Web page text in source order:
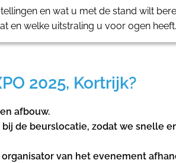
en wat u met de stand wilt
en welke uitstraling u voor ogen heeft.
2025, Kortrijk?
afbouw.
de beurslocatie, zodat we snelle
van het evenement